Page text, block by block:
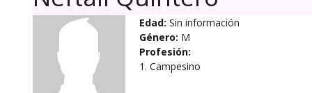
Edad: Sin información
Género: M
Profesión:
1. Campesino